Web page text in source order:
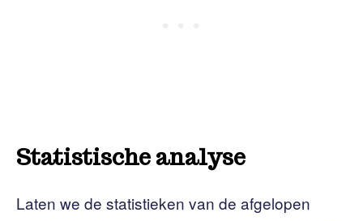
Statistische analyse
Laten we de statistieken van de afgelopen